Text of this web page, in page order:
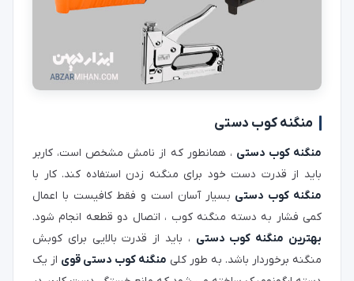
منگنه کوب دستی
منگنه کوب دستی ، همانطور که از نامش مشخص است، کاربر
باید از قدرت دست خود برای منگنه زدن استفاده کند. کار با
منگنه کوب دستی بسیار آسان است و فقط کافیست با اعمال
کمی فشار به دسته منگنه کوب ، اتصال دو قطعه انجام شود.
بهترین منگنه کوب دستی ، باید از قدرت بالایی برای کوبش
منگنه برخوردار باشد. به طور کلی منگنه کوب دستی قوی از یک